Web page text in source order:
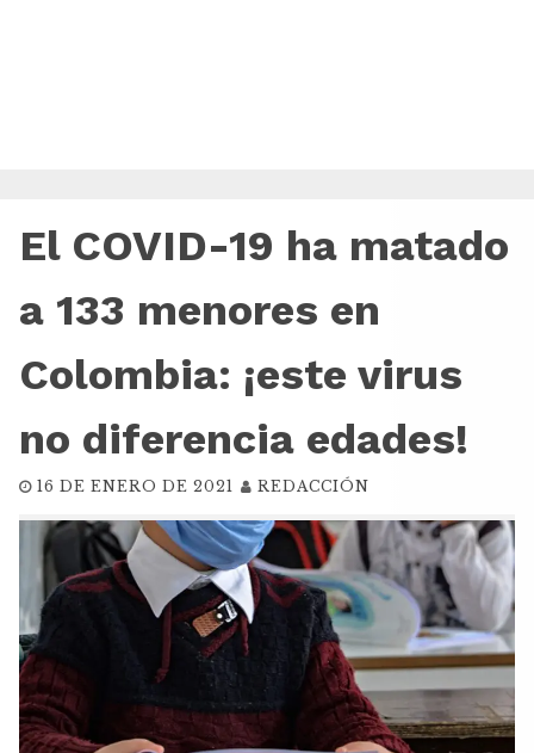
El COVID-19 ha matado
a 133 menores en
Colombia: ¡este virus
no diferencia edades!
16 DE ENERO DE 2021 REDACCIÓN